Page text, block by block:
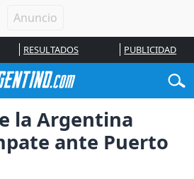
RESULTADOS PUBLICIDAD
la Argentina
ante Puerto